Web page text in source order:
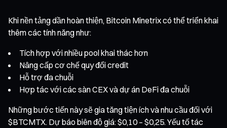
Khi nền tảng dần hoàn thiện, Bitcoin Minetrix có thể triển khai
thêm các tính năng như:
Tích hợp với nhiều pool khai thác hơn
Nâng cấp cơ chế quy đổi credit
Hỗ trợ đa chuỗi
Hợp tác với các sàn CEX và dự án DeFi đa chuỗi
Những bước tiến này sẽ gia tăng tiện ích và nhu cầu đối với
$BTCMTX. Dự báo biên độ giá: $0,10 – $0,25. Yếu tố tác